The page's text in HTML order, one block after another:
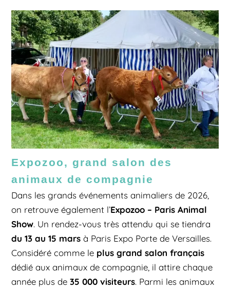
Expozoo, grand salon des
animaux de compagnie
Dans les grands événements animaliers de 2026,
on retrouve également l’Expozoo – Paris Animal
Show. Un rendez-vous très attendu qui se tiendra
du 13 au 15 mars à Paris Expo Porte de Versailles.
Considéré comme le plus grand salon français
dédié aux animaux de compagnie, il attire chaque
année plus de35 000 visiteurs. Parmi les animaux